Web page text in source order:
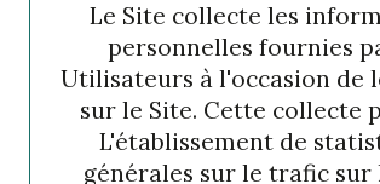
Le Site collecte les
personnelles fournies
Utilisateurs à l'occasion de
sur le Site. Cette collecte
L'établissement de
générales sur le trafic sur